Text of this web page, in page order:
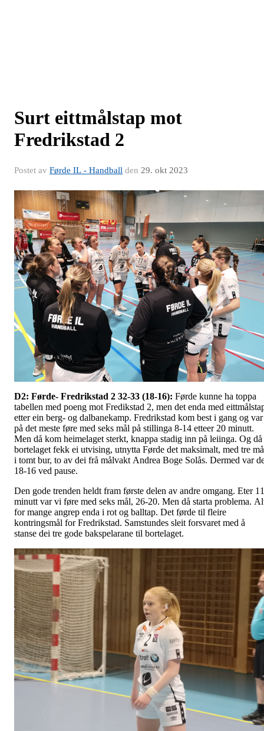
Surt eittmålstap mot
Fredrikstad 2
Postet av Førde IL - Handball den 29. okt 2023
D2: Førde- Fredrikstad 2 32-33 (18-16): Førde kunne ha toppa
tabellen med poeng mot Fredikstad 2, men det enda med
etter ein berg- og dalbanekamp. Fredrikstad kom best i gang og var
på det meste føre med seks mål på stillinga 8-14 etteer 20 minutt.
Men då kom heimelaget sterkt, knappa stadig inn på leiinga. Og då
bortelaget fekk ei utvising, utnytta Førde det maksimalt, med tre
i tomt bur, to av dei frå målvakt Andrea Boge Solås. Dermed var
18-16 ved pause.
Den gode trenden heldt fram første delen av andre omgang. Eter 11
minutt var vi føre med seks mål, 26-20. Men då starta problema.
for mange angrep enda i rot og balltap. Det førde til fleire
kontringsmål for Fredrikstad. Samstundes sleit forsvaret med å
stanse dei tre gode bakspelarane til bortelaget.